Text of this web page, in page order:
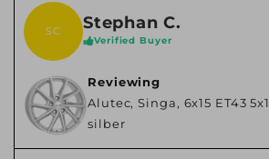
SC Stephan C.
Verified Buyer
Reviewing
Alutec, Singa, 6x15 ET43
silber